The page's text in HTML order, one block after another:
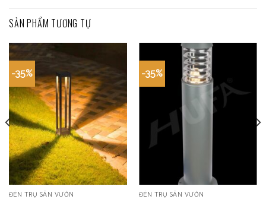
SẢN PHẨM TƯƠNG TỰ
-35%
ĐÈN TRỤ SÂN VƯỜN
-35%
ĐÈN TRỤ SÂN VƯỜN